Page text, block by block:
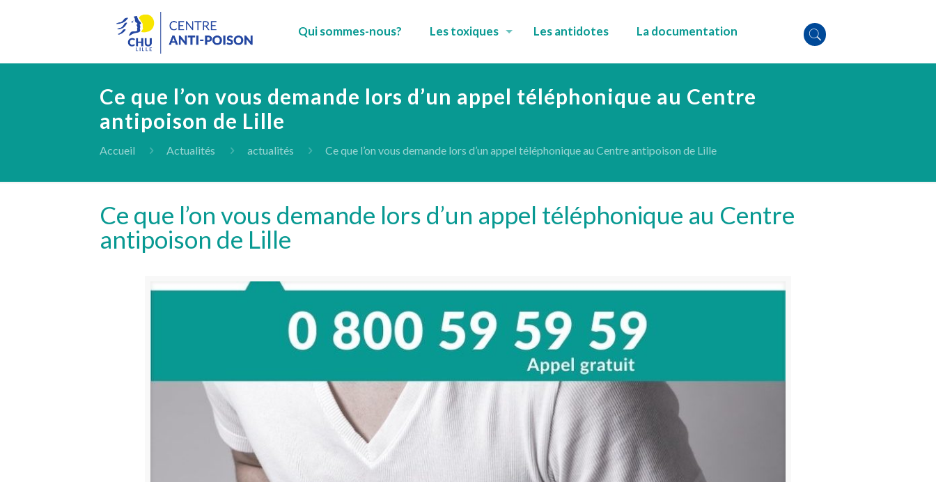
Qui sommes-nous? Les toxiques Les antidotes La documentation
Ce que l’on vous demande lors d’un appel téléphonique au Centre
antipoison de Lille
Accueil Actualités actualités Ce que l’on vous demande lors d’un appel téléphonique au Centre antipoison de Lille
Ce que l’on vous demande lors d’un appel téléphonique au Centre
antipoison de Lille